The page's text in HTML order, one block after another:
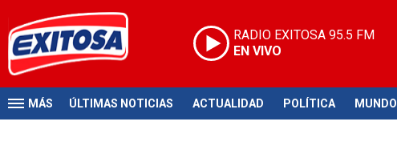
RADIO EXITOSA 95.5 FM
EN VIVO
MÁS ÚLTIMAS NOTICIAS ACTUALIDAD POLÍTICA MUNDO